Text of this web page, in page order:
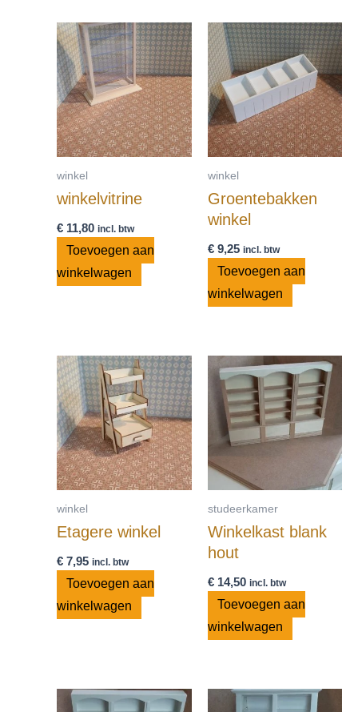
winkel
winkelvitrine
€ 11,80 incl. btw
Toevoegen aan
winkelwagen
winkel
Groentebakken
winkel
€9,25 incl. btw
Toevoegen aan
winkelwagen
winkel
Etagere winkel
€ 7,95 incl. btw
Toevoegen aan
winkelwagen
studeerkamer
Winkelkast blank
hout
€14,50 incl. btw
Toevoegen aan
winkelwagen